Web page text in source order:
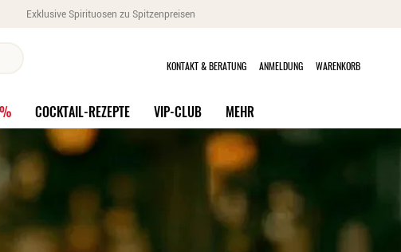
Exklusive Spirituosen zu Spitzenpreisen
KONTAKT & BERATUNG ANMELDUNG WARENKORB
COCKTAIL-REZEPTE VIP-CLUB MEHR